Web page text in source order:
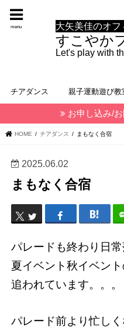
大矢美佳のオフ
すこやか
Let's play with
menu
チアダンス 親子運動遊び教
お申し込み/
HOME チアダンス まもなく合宿
2025.06.02
まもなく合宿
パレードも終わり日常
夏イベント秋イベン
追われています。。。
パレード前より忙し